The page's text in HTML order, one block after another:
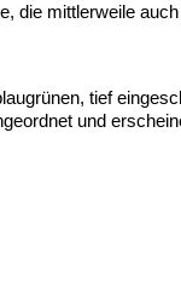
die mittlerweile
tief
und